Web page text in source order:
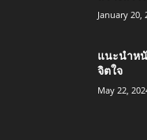
January 20,
แนะนำห
จิตใจ
May 22,